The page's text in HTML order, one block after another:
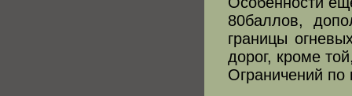
80баллов,
границы
дорог, кроме
Ограничений по